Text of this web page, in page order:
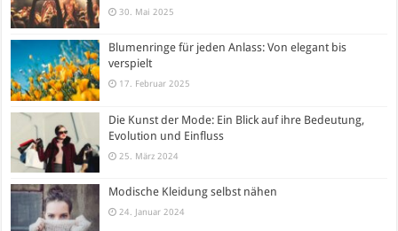
30. Mai 2025
Blumenringe für jeden Anlass: Von elegant bis
verspielt
17. Februar 2025
Die Kunst der Mode: Ein Blick auf ihre Bedeutung,
Evolution und Einfluss
25. März 2024
Modische Kleidung selbst nähen
24. Januar 2024